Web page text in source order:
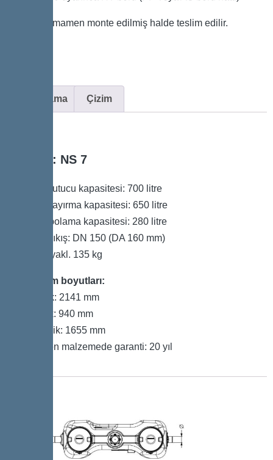
Sistem tamamen monte edilmiş halde teslim edilir.
Açıklama Çizim
Boyut: NS 7
Çamur tutucu kapasitesi: 700 litre
Toplam ayırma kapasitesi: 650 litre
Yağ depolama kapasitesi: 280 litre
Giriş / Çıkış: DN 150 (DA 160 mm)
Ağırlık: yakl. 135 kg
Kurulum boyutları:
Uzunluk: 2141 mm
Genişlik: 940 mm
Yükseklik: 1655 mm
Polietilen malzemede garanti: 20 yıl